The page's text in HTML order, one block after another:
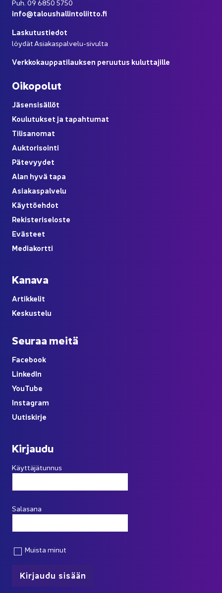
Puh. 09 6850 5750
info@ta­lous­hal­lin­to­liit­to.fi
Las­ku­tus­tie­dot
löy­dät Asiakaspalvelu-​sivulta
Verk­ko­kaup­pa­ti­lauk­sen pe­ruu­tus ku­lut­ta­jil­le
Oi­ko­po­lut
Jä­sen­si­säl­löt
Kou­lu­tuk­set ja ta­pah­tu­mat
Ti­li­sa­no­mat
Auk­to­ri­soin­ti
Pä­te­vyy­det
Alan hyvä tapa
Asia­kas­pal­ve­lu
Käyt­tö­eh­dot
Re­kis­te­ri­se­los­te
Eväs­teet
Me­dia­kort­ti
Ka­na­va
Ar­tik­ke­lit
Kes­kus­te­lu
Seu­raa meitä
Face­book
Lin­ke­dIn
YouTube
Ins­ta­gram
Uu­tis­kir­je
Kir­jau­du
Käyttäjätunnus
Salasana
Muista minut